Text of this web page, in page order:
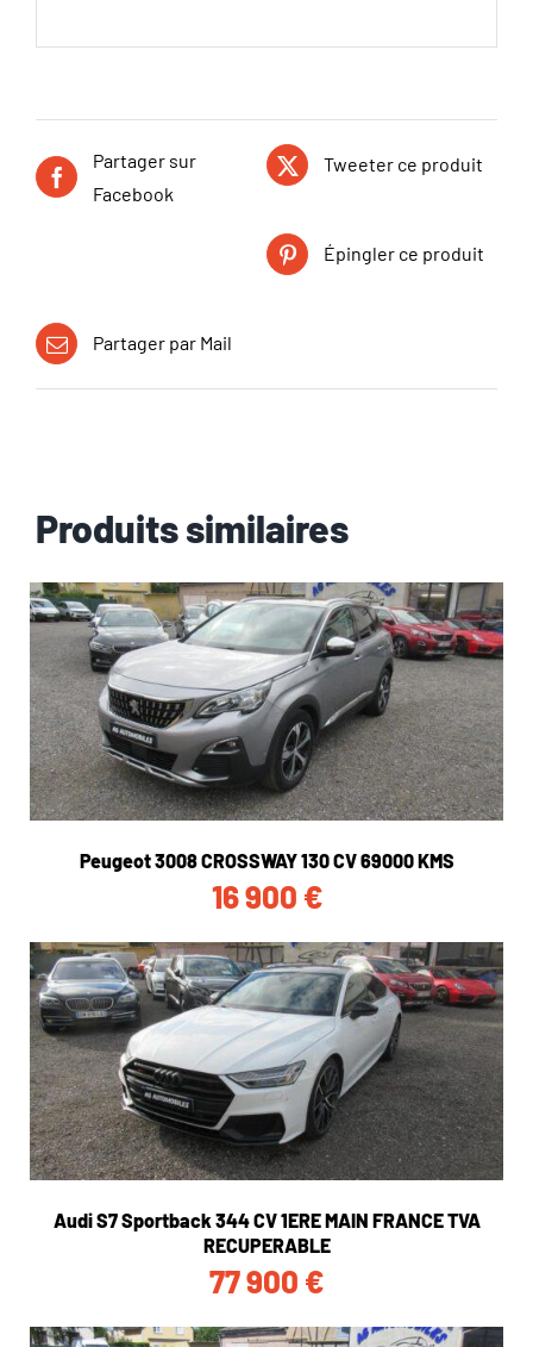
Partager sur
Facebook
Tweeter ce produit
Épingler ce produit
Partager par Mail
Produits similaires
Peugeot 3008 CROSSWAY 130 CV 69000 KMS
16 900 €
Audi S7 Sportback 344 CV 1ERE MAIN FRANCE TVA
RECUPERABLE
77 900 €